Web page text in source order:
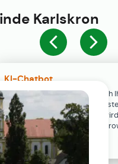
KI-Chatbot
Der KI-Chatbot steht erst nach
Einwilligung in den Cookie-
Verfügung. Der Chat-Verlauf
ausschließlich lokal in Ihrem
gespeichert.
Karlskron